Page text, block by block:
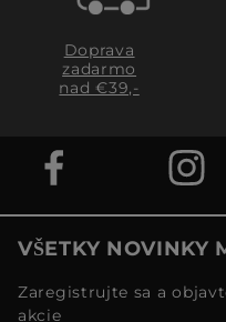
Doprava
zadarmo
nad €39,-
VŠETKY NOVINKY
Zaregistrujte sa a
akcie